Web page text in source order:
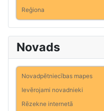
Reģiona
Novads
Novadpētniecības mapes
Ievērojami novadnieki
Rēzekne internetā